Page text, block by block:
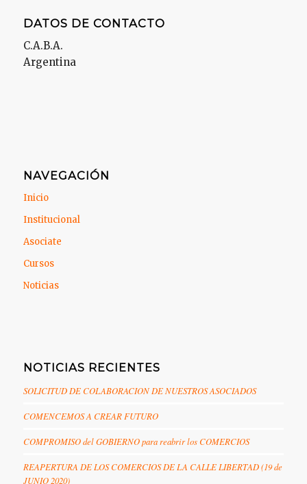
DATOS DE CONTACTO
C.A.B.A.
Argentina
NAVEGACIÓN
Inicio
Institucional
Asociate
Cursos
Noticias
NOTICIAS RECIENTES
SOLICITUD DE COLABORACION DE NUESTROS ASOCIADOS
COMENCEMOS A CREAR FUTURO
COMPROMISO del GOBIERNO para reabrir los COMERCIOS
REAPERTURA DE LOS COMERCIOS DE LA CALLE LIBERTAD (19 de
JUNIO 2020)